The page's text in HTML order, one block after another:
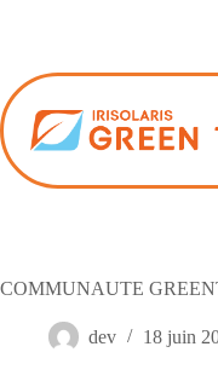
COMMUNAUTE
dev 18 juin